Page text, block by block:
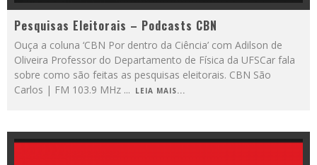
Pesquisas Eleitorais – Podcasts CBN
Ouça a coluna ‘CBN Por dentro da Ciência’ com Adilson de
Oliveira Professor do Departamento de Física da UFSCar fala
sobre como são feitas as pesquisas eleitorais. CBN São
Carlos | FM 103.9 MHz ... LEIA MAIS...